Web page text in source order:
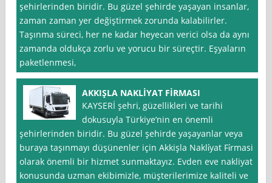
şehirlerinden biridir. Bu güzel şehirde yaşayan insanlar,
zaman zaman yer değiştirmek zorunda kalabilirler.
Taşınma süreci, her ne kadar heyecan verici olsa da aynı
zamanda oldukça zorlu ve yorucu bir süreçtir. Eşyaların
paketlenmesi,
AKKIŞLA NAKLİYAT FİRMASI
KAYSERİ şehri, güzellikleri ve tarihi
dokusuyla Türkiye’nin en önemli
şehirlerinden biridir. Bu güzel şehirde yaşayanlar veya
buraya taşınmayı düşünenler için Akkişla Nakli̇yat Fi̇rmasi
olarak önemli bir hizmet sunmaktayız. Evden eve nakliyat
konusunda uzman ekibimizle, müşterilerimize kaliteli ve